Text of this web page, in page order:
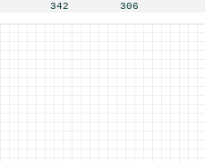
342 306